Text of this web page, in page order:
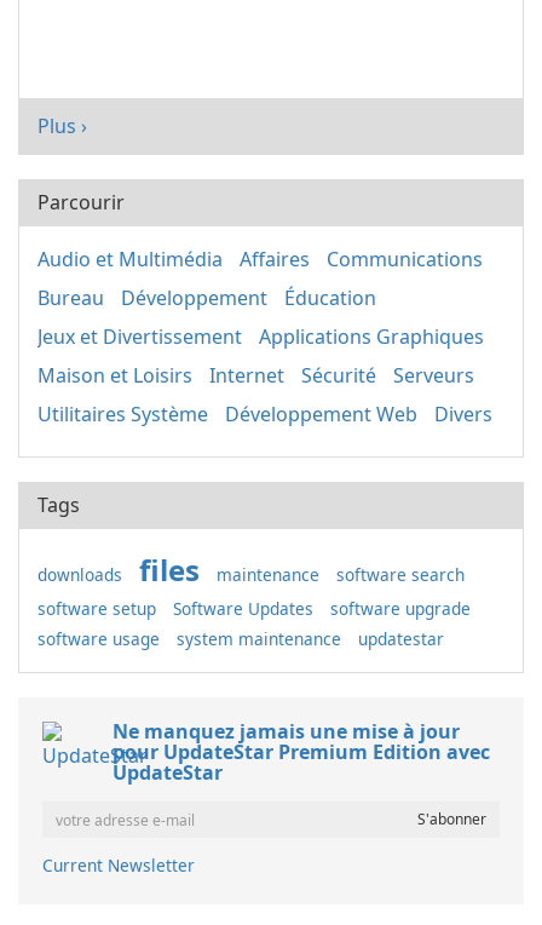
Plus ›
Parcourir
Audio et Multimédia Affaires
Communications
Bureau
Développement
Éducation
Jeux et Divertissement
Applications Graphiques
Maison et Loisirs
Internet Sécurité
Serveurs
Utilitaires Système
Développement Web Divers
Tags
downloads files maintenance
software search
software setup
Software Updates
software upgrade
software usage
system maintenance updatestar
Ne manquez jamais une mise à jour
pour UpdateStar Premium Edition avec
UpdateStar
Current Newsletter